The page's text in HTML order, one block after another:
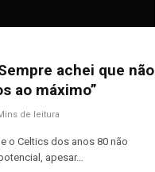
achei que não
ao máximo”
de leitura
o Celtics dos anos 80 não
apesar…